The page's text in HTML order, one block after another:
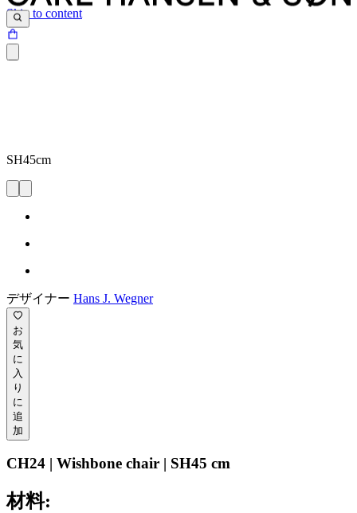
Skip to content
SH45cm
デザイナー Hans J. Wegner
お
気
に
入
り
に
追
加
CH24 | Wishbone chair | SH45 cm
材料: